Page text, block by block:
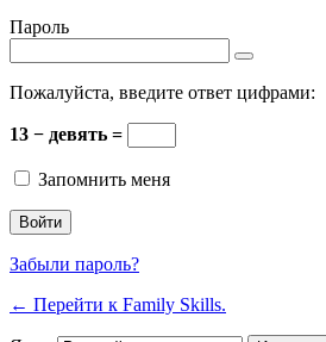
Пароль
Пожалуйста, введите ответ цифрами:
13 − девять =
Запомнить меня
Забыли пароль?
← Перейти к Family Skills.